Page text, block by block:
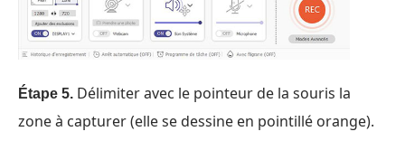
Étape 5. Délimiter avec le pointeur de la souris la
zone à capturer (elle se dessine en pointillé orange).